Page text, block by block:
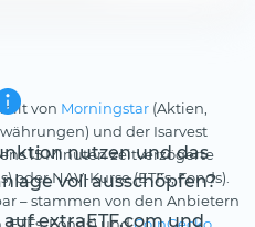
nutzen und das
voll ausschöpfen?
extraETF.com und
von Morningstar (Aktien,
und der Isarvest
15 Minuten zeitverzögerte
oder NAV-Kurse (ETFs, Fonds).
– stammen von den Anbietern